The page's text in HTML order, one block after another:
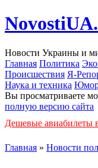
Новости Украины и
Главная Политика
Происшествия Я-
Наука и техника
Вы просматриваете
полную версию сайта
Дешевые авиабилеты
Главная » Новости